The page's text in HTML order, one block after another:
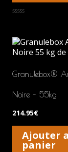
5
Granulebox®
Noire – 55kg
214.95€
Ajouter
panier